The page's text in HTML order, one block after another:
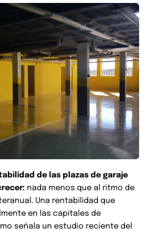
de las plazas de garaje
nada menos que al ritmo de
Una rentabilidad que
en las capitales de
señala un estudio reciente del